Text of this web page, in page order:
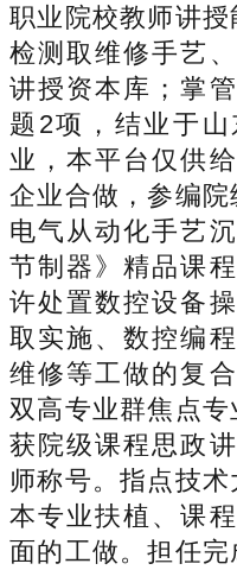
职业院校教师讲
检测取维修手艺
讲授资本库；掌
题2项，结业于
业，本平台仅供
企业合做，参编
电气从动化手艺
节制器》精品课
许处置数控设备
取实施、数控编
维修等工做的复
双高专业群焦点专
获院级课程思政
师称号。指点技
本专业扶植、课
面的工做。担任